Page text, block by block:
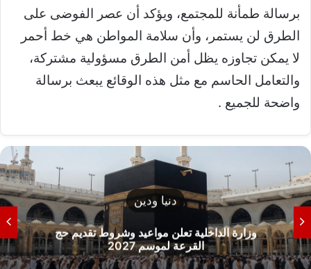
برسالة طمأنة للمجتمع، ويؤكد أن عصر الفوضى على
الطرق لن يستمر، وأن سلامة المواطن هي خط أحمر
لا يمكن تجاوزه يظل أمن الطرق مسؤولية مشتركة،
والتعامل الحاسم مع مثل هذه الوقائع يبعث برسالة
واضحة للجميع .
حج
تعليم
وزارة التعليم العالي تحسم الجدل حول
للقبول بالكليات 2026